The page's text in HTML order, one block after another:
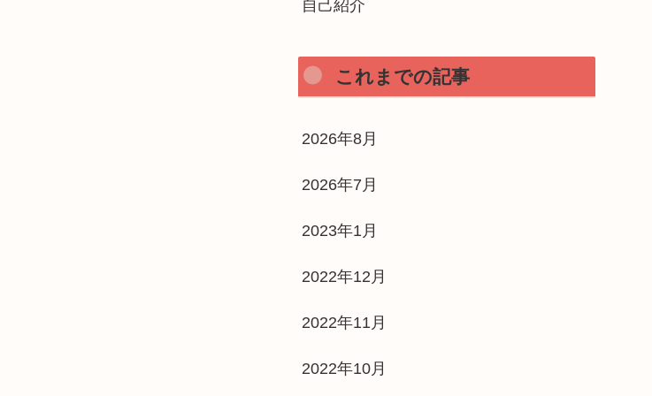
自己紹介
これまでの記事
2026年8月
2026年7月
2023年1月
2022年12月
2022年11月
2022年10月